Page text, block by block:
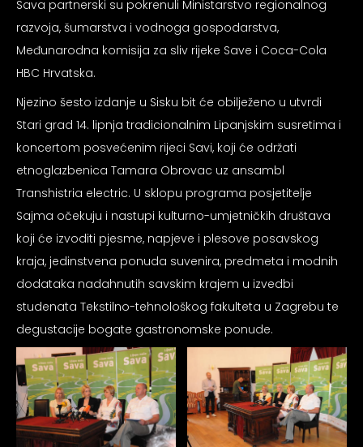
Sava partnerski su pokrenuli Ministarstvo regionalnog
razvoja, šumarstva i vodnoga gospodarstva,
Međunarodna komisija za sliv rijeke Save i Coca-Cola
HBC Hrvatska.
Njezino šesto izdanje u Sisku bit će obilježeno u utvrdi
Stari grad 14. lipnja tradicionalnim Lipanjskim susretima i
koncertom posvećenim rijeci Savi, koji će održati
etnoglazbenica Tamara Obrovac uz ansambl
Transhistria electric. U sklopu programa posjetitelje
Sajma očekuju i nastupi kulturno-umjetničkih društava
koji će izvoditi pjesme, napjeve i plesove posavskog
kraja, jedinstvena ponuda suvenira, predmeta i modnih
dodataka nadahnutih savskim krajem u izvedbi
studenata Tekstilno-tehnološkog fakulteta u Zagrebu te
degustacije bogate gastronomske ponude.